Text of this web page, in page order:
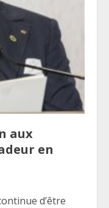
aux
en
d’être